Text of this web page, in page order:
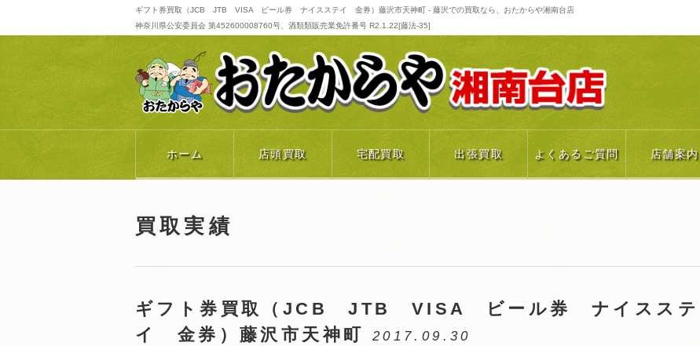
ギフト券買取（JCB JTB VISA ビール券 ナイスステイ 金券）藤沢市天神町 - 藤沢での買取なら、おたからや湘南台店
神奈川県公安委員会 第452600008760号、酒類類販売業免許番号 R2.1.22[藤法-35]
ホーム 店頭買取 宅配買取 出張買取 よくあるご質問 店舗案内
買取実績
ギフト券買取（JCB JTB VISA ビール券 ナイスステ
イ 金券）藤沢市天神町
2017.09.30